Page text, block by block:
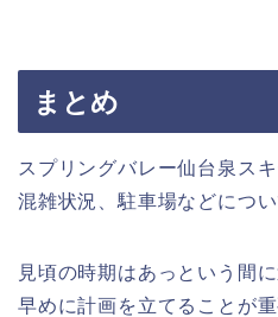
まとめ
スプリングバレー仙台泉ス
混雑状況、駐車場などについ
見頃の時期はあっという間
早めに計画を立てることが